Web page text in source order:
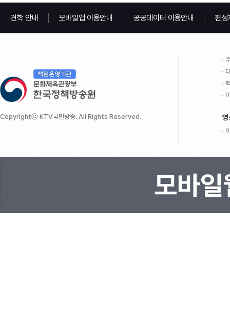
견학 안내 모바일앱 이용안내 공공데이터 이용안내 편성
Copyrightⓒ KTV국민방송. All Rights Reserved. 영
모바